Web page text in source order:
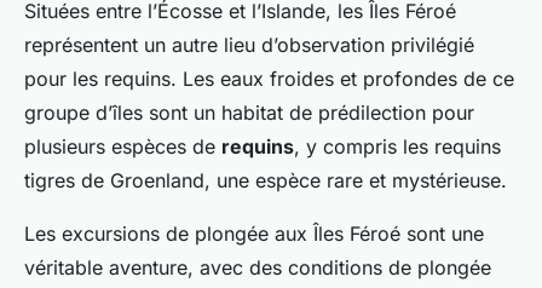
Situées entre l’Écosse et l’Islande, les Îles Féroé
représentent un autre lieu d’observation privilégié
pour les requins. Les eaux froides et profondes de ce
groupe d’îles sont un habitat de prédilection pour
plusieurs espèces de requins, y compris les requins
tigres de Groenland, une espèce rare et mystérieuse.
Les excursions de plongée aux Îles Féroé sont une
véritable aventure, avec des conditions de plongée